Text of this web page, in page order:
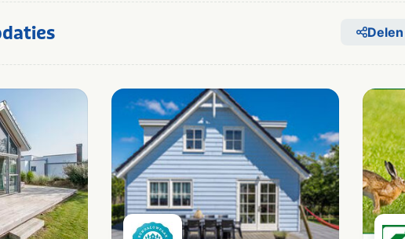
Delen